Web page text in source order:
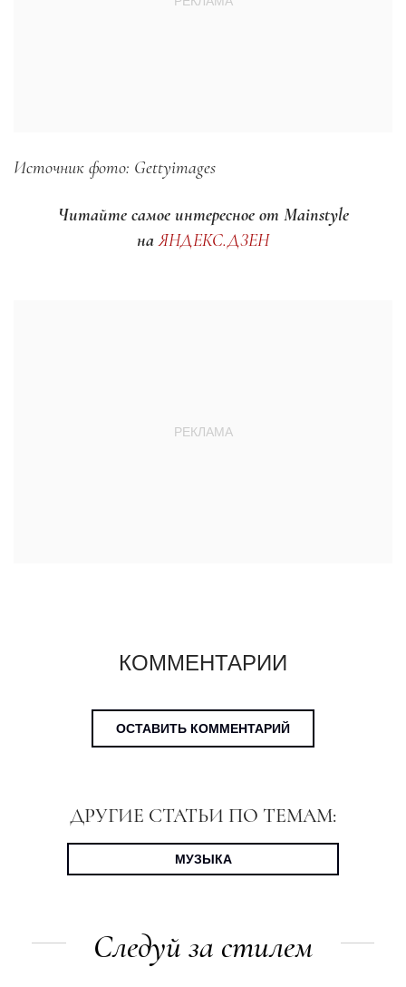
Источник фото: Gettyimages
Читайте самое интересное от Mainstyle
наЯНДЕКС.ДЗЕН
КОММЕНТАРИИ
ОСТАВИТЬ КОММЕНТАРИЙ
ДРУГИЕ СТАТЬИ ПО ТЕМАМ:
МУЗЫКА
Следуй за стилем